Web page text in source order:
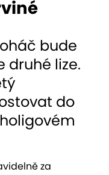
bude
druhé lize.
do
za